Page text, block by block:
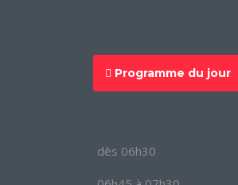
Programme du jour
dès 06h30